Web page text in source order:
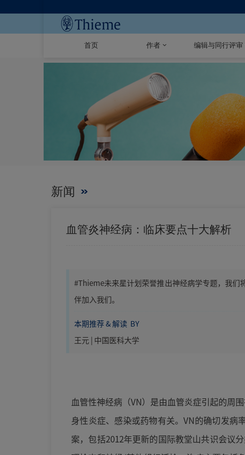
首页 作者 编辑与同行评审
新闻
血管炎神经病：临床要点十大解析
#Thieme未来星计划荣誉推出神经病学专题，我
伴加入我们。
本期推荐 & 解读 BY
王元 | 中国医科大学
血管性神经病（VN）是由血管炎症引起的周
身性炎症、感染或药物有关。VN的确切发病
案，包括2012年更新的国际教堂山共识会议